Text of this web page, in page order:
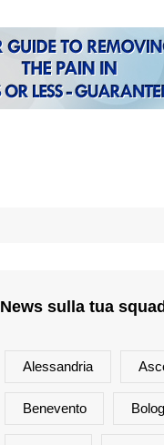
News sulla tua
Alessandria
Benevento